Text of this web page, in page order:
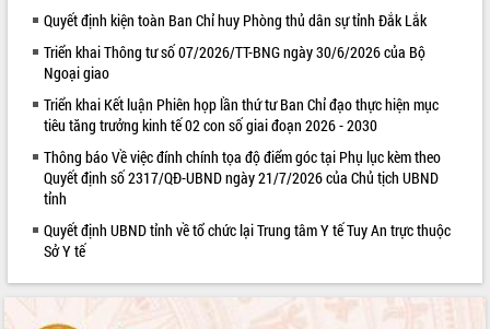
Kỳ họp thứ Hai, Hội đồng nhân dân
tỉnh khóa XI quyết nghị nhiều nội dung
quan trọng
Bí thư Tỉnh ủy Lương Nguyễn Minh
Triết thăm, tặng quà người có công với
cách mạng
Rà soát, hoàn thiện hệ thống thiết chế
văn hóa, thể thao đáp ứng yêu cầu
phát triển mới
Thường trực HĐND tỉnh Đắk Lắk gặp
mặt Đoàn chuyên gia y tế TP. Hồ Chí
Lễ truy điệu và an táng hài cốt liệt sĩ
tại Nghĩa trang Liệt sĩ xã Sơn Hòa
LIÊN KẾT WEB
Quyết định kiện toàn Ban Chỉ huy Phòng thủ dân sự tỉnh Đắk Lắk
Triển khai Thông tư số 07/2026/TT-BNG ngày 30/6/2026 của Bộ
Ngoại giao
Triển khai Kết luận Phiên họp lần thứ tư Ban Chỉ đạo thực hiện mục
tiêu tăng trưởng kinh tế 02 con số giai đoạn 2026 - 2030
Thông báo Về việc đính chính tọa độ điểm góc tại Phụ lục kèm theo
Quyết định số 2317/QĐ-UBND ngày 21/7/2026 của Chủ tịch UBND
tỉnh
Quyết định UBND tỉnh về tổ chức lại Trung tâm Y tế Tuy An trực thuộc
Sở Y tế